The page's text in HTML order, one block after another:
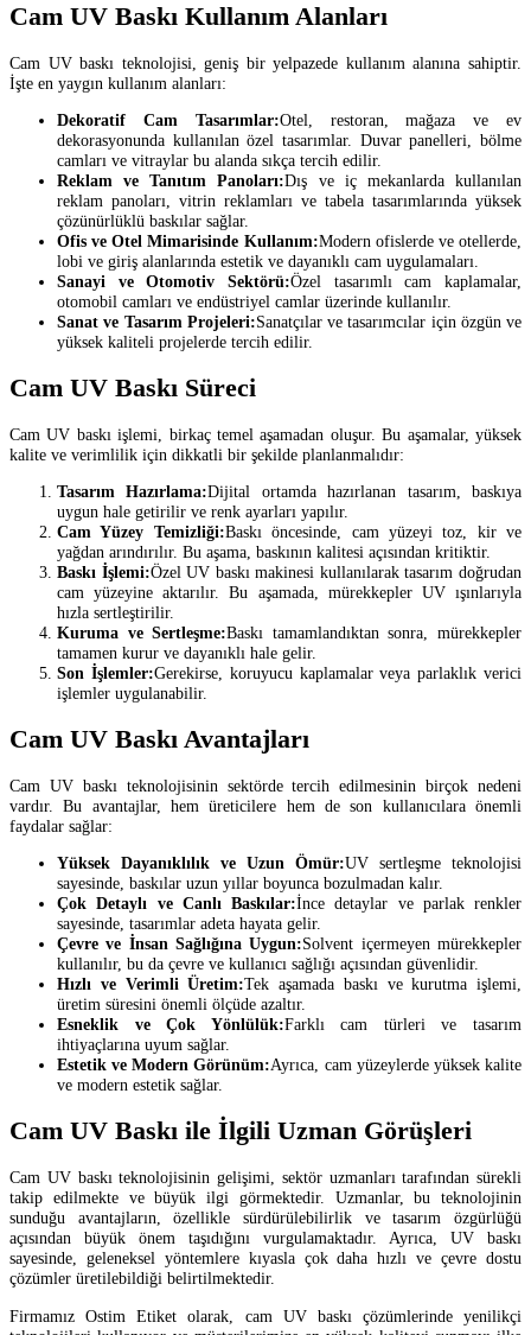
Cam UV Baskı Kullanım Alanları
Cam UV baskı teknolojisi, geniş bir yelpazede kullanım alanına sahiptir.
İşte en yaygın kullanım alanları:
Dekoratif Cam Tasarımlar:Otel, restoran, mağaza ve ev
dekorasyonunda kullanılan özel tasarımlar. Duvar panelleri, bölme
camları ve vitraylar bu alanda sıkça tercih edilir.
Reklam ve Tanıtım Panoları:Dış ve iç mekanlarda kullanılan
reklam panoları, vitrin reklamları ve tabela tasarımlarında yüksek
çözünürlüklü baskılar sağlar.
Ofis ve Otel Mimarisinde Kullanım:Modern ofislerde ve otellerde,
lobi ve giriş alanlarında estetik ve dayanıklı cam uygulamaları.
Sanayi ve Otomotiv Sektörü:Özel tasarımlı cam kaplamalar,
otomobil camları ve endüstriyel camlar üzerinde kullanılır.
Sanat ve Tasarım Projeleri:Sanatçılar ve tasarımcılar için özgün ve
yüksek kaliteli projelerde tercih edilir.
Cam UV Baskı Süreci
Cam UV baskı işlemi, birkaç temel aşamadan oluşur. Bu aşamalar, yüksek
kalite ve verimlilik için dikkatli bir şekilde planlanmalıdır:
Tasarım Hazırlama:Dijital ortamda hazırlanan tasarım, baskıya
uygun hale getirilir ve renk ayarları yapılır.
Cam Yüzey Temizliği:Baskı öncesinde, cam yüzeyi toz, kir ve
yağdan arındırılır. Bu aşama, baskının kalitesi açısından kritiktir.
Baskı İşlemi:Özel UV baskı makinesi kullanılarak tasarım doğrudan
cam yüzeyine aktarılır. Bu aşamada, mürekkepler UV ışınlarıyla
hızla sertleştirilir.
Kuruma ve Sertleşme:Baskı tamamlandıktan sonra, mürekkepler
tamamen kurur ve dayanıklı hale gelir.
Son İşlemler:Gerekirse, koruyucu kaplamalar veya parlaklık verici
işlemler uygulanabilir.
Cam UV Baskı Avantajları
Cam UV baskı teknolojisinin sektörde tercih edilmesinin birçok nedeni
vardır. Bu avantajlar, hem üreticilere hem de son kullanıcılara önemli
faydalar sağlar:
Yüksek Dayanıklılık ve Uzun Ömür:UV sertleşme teknolojisi
sayesinde, baskılar uzun yıllar boyunca bozulmadan kalır.
Çok Detaylı ve Canlı Baskılar:İnce detaylar ve parlak renkler
sayesinde, tasarımlar adeta hayata gelir.
Çevre ve İnsan Sağlığına Uygun:Solvent içermeyen mürekkepler
kullanılır, bu da çevre ve kullanıcı sağlığı açısından güvenlidir.
Hızlı ve Verimli Üretim:Tek aşamada baskı ve kurutma işlemi,
üretim süresini önemli ölçüde azaltır.
Esneklik ve Çok Yönlülük:Farklı cam türleri ve tasarım
ihtiyaçlarına uyum sağlar.
Estetik ve Modern Görünüm:Ayrıca, cam yüzeylerde yüksek kalite
ve modern estetik sağlar.
Cam UV Baskı ile İlgili Uzman Görüşleri
Cam UV baskı teknolojisinin gelişimi, sektör uzmanları tarafından sürekli
takip edilmekte ve büyük ilgi görmektedir. Uzmanlar, bu teknolojinin
sunduğu avantajların, özellikle sürdürülebilirlik ve tasarım özgürlüğü
açısından büyük önem taşıdığını vurgulamaktadır. Ayrıca, UV baskı
sayesinde, geleneksel yöntemlere kıyasla çok daha hızlı ve çevre dostu
çözümler üretilebildiği belirtilmektedir.
Firmamız Ostim Etiket olarak, cam UV baskı çözümlerinde yenilikçi